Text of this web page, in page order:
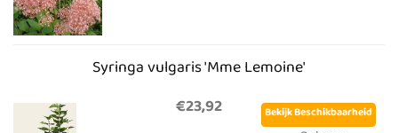
Syringa vulgaris 'Mme Lemoine'
€23,92
Bekijk Beschikbaarheid